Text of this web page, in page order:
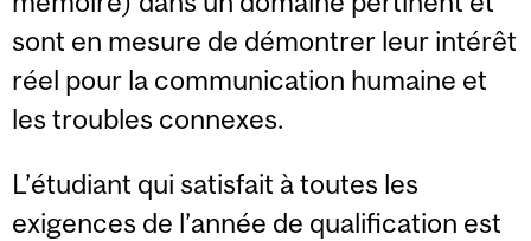
sont en mesure de démontrer leur intérêt
réel pour la communication humaine et
les troubles connexes.
L’étudiant qui satisfait à toutes les
exigences de l’année de qualification est